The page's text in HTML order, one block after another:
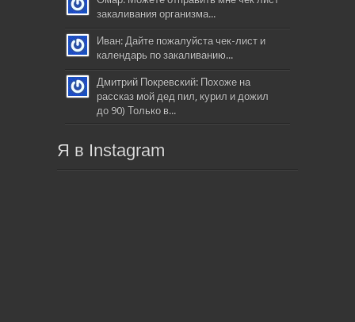
закаливания организма...
Иван: Дайте пожалуйста чек-лист и
календарь по закаливанию...
Дмитрий Покревский: Похоже на
рассказ мой дед пил, курил и дожил
до 90) Только в...
Я в Instagram